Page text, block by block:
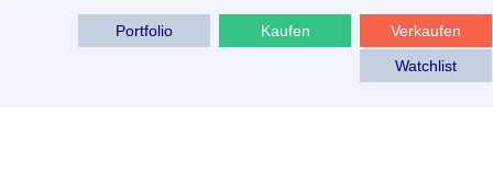
Verkaufen
Kaufen
Portfolio
Watchlist